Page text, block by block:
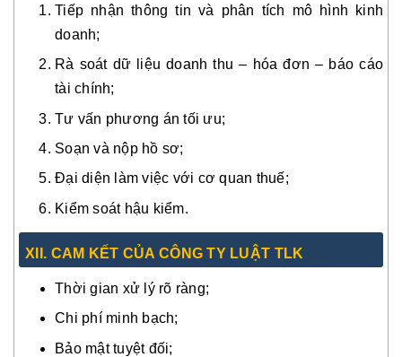
Tiếp nhận thông tin và phân tích mô hình kinh
doanh;
Rà soát dữ liệu doanh thu – hóa đơn – báo cáo
tài chính;
Tư vấn phương án tối ưu;
Soạn và nộp hồ sơ;
Đại diện làm việc với cơ quan thuế;
Kiểm soát hậu kiểm.
XII. CAM KẾT CỦA CÔNG TY LUẬT TLK
Thời gian xử lý rõ ràng;
Chi phí minh bạch;
Bảo mật tuyệt đối;